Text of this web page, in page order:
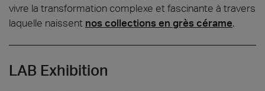
vivre la transformation complexe et fascinante à travers
laquelle naissent nos collections en grès cérame.
LAB Exhibition